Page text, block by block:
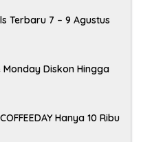
Terbaru 7 – 9 Agustus
Diskon Hingga
Hanya 10 Ribu